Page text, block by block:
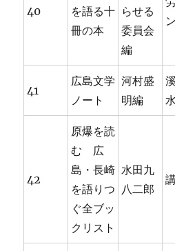
40
を語る十
冊の本
らせる
委員会
編
41
広島文学
ノート
河村盛
明編
42
原爆を読
む 広
島・長崎
を語りつ
ぐ全ブッ
クリスト
水田九
八二郎